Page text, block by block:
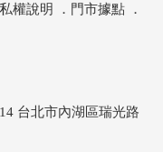
權說明 ． 門市據點 ．
台北市內湖區瑞光路